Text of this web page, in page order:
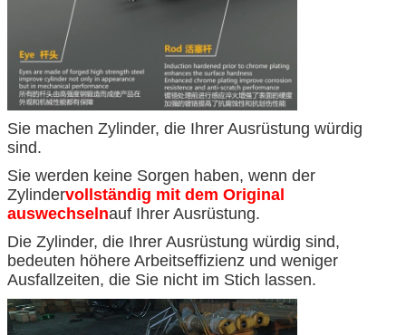
Sie machen Zylinder, die Ihrer Ausrüstung würdig
sind.
Sie werden keine Sorgen haben, wenn der
Zylindervollständig mit dem Original
auswechselnauf Ihrer Ausrüstung.
Die Zylinder, die Ihrer Ausrüstung würdig sind,
bedeuten höhere Arbeitseffizienz und weniger
Ausfallzeiten, die Sie nicht im Stich lassen.